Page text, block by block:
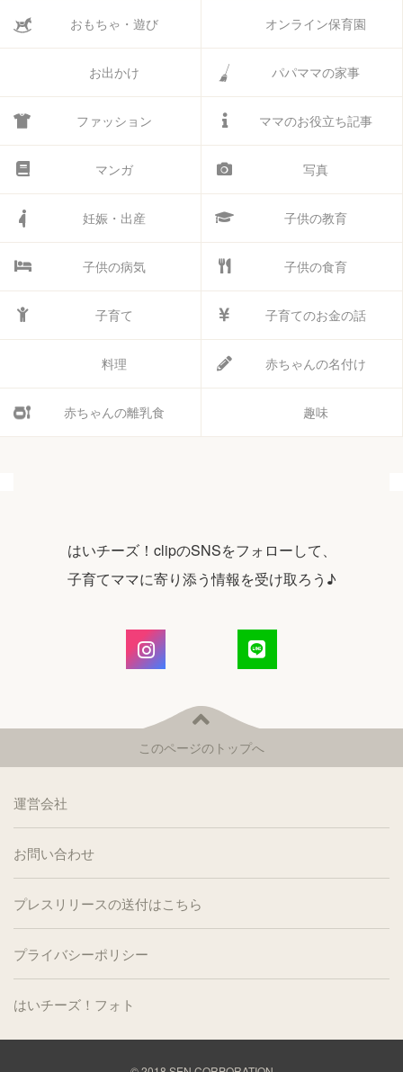
おもちゃ・遊び オンライン保育園
お出かけ パパママの家事
ファッション ママのお役立ち記事
マンガ 写真
妊娠・出産 子供の教育
子供の病気 子供の食育
子育て 子育てのお金の話
料理 赤ちゃんの名付け
赤ちゃんの離乳食 趣味
はいチーズ！clipのSNSをフォローして、
子育てママに寄り添う情報を受け取ろう♪
このページのトップへ
運営会社
お問い合わせ
プレスリリースの送付はこちら
プライバシーポリシー
はいチーズ！フォト